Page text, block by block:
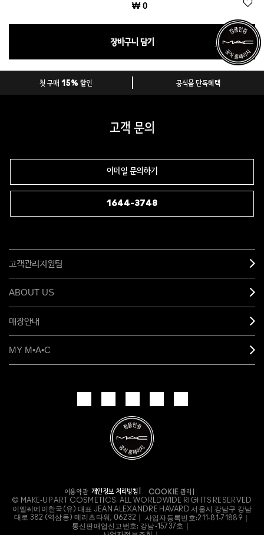
₩ 0
장바구니 담기
첫 구매 15% 할인 공식몰 단독혜택
고객 문의
이메일 문의하기
1644-3748
고객관리지원팀
ABOUT US
매장안내
MY M•A•C
이용약관 개인정보 처리방침
COOKIE 관리
© MAKE-UP ART COSMETICS. ALL WORLDWIDE RIGHTS RESERVED
이엘씨에이한국(유) 대표 JEAN ALEXANDRE HAVARD 서울시 강남구 강남
대로 382 (역삼동) 메리츠타워, 06232｜ 사업자등록번호:211-81-71889｜
통신판매업신고번호: 강남-15737호｜